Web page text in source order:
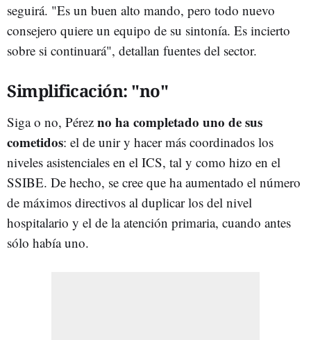
seguirá. "Es un buen alto mando, pero todo nuevo
consejero quiere un equipo de su sintonía. Es incierto
sobre si continuará", detallan fuentes del sector.
Simplificación: "no"
Siga o no, Pérez no ha completado uno de sus
cometidos: el de unir y hacer más coordinados los
niveles asistenciales en el ICS, tal y como hizo en el
SSIBE. De hecho, se cree que ha aumentado el número
de máximos directivos al duplicar los del nivel
hospitalario y el de la atención primaria, cuando antes
sólo había uno.